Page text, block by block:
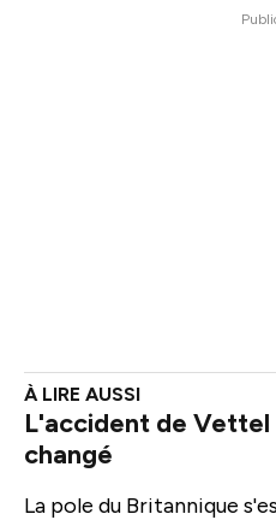
L'accident de
changé
La pole du Britannique